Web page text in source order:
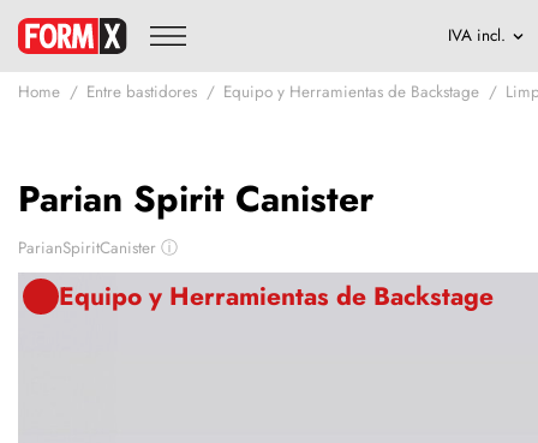
Home Entre bastidores Equipo y Herramientas de Backstage
Parian Spirit Canister
ParianSpiritCanister ⓘ
Equipo y Herramientas de Backstage